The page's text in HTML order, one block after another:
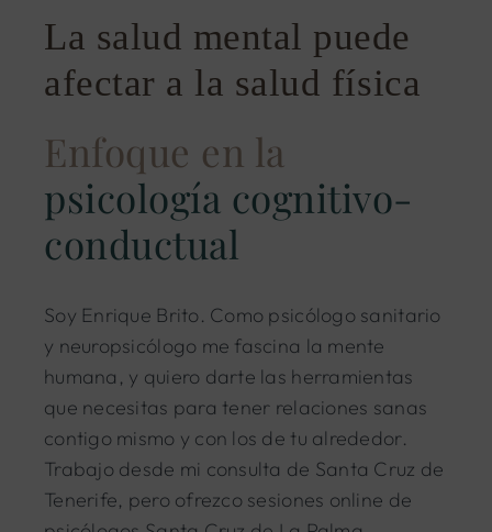
La salud mental puede
afectar a la salud física
Enfoque en la
psicología cognitivo-
conductual
Soy Enrique Brito. Como psicólogo sanitario
y neuropsicólogo me fascina la mente
humana, y quiero darte las herramientas
que necesitas para tener relaciones sanas
contigo mismo y con los de tu alrededor.
Trabajo desde mi consulta de Santa Cruz de
Tenerife, pero ofrezco sesiones online de